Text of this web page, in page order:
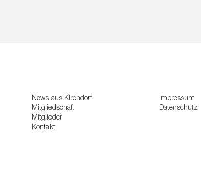
News aus Kirchdorf
Mitgliedschaft
Mitglieder
Kontakt
Impressum
Datenschutz